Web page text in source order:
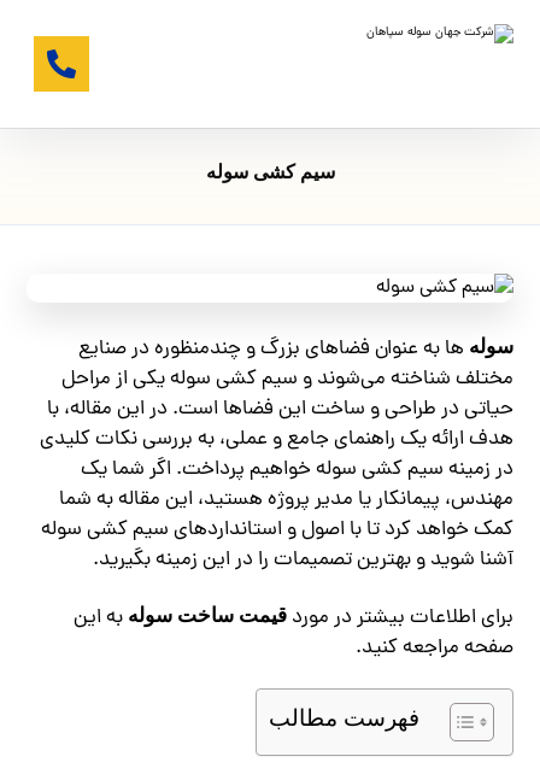
سیم کشی سوله
سوله‌ ها به عنوان فضاهای بزرگ و چندمنظوره در صنایع
مختلف شناخته می‌شوند و سیم کشی سوله یکی از مراحل
حیاتی در طراحی و ساخت این فضاها است. در این مقاله، با
هدف ارائه یک راهنمای جامع و عملی، به بررسی نکات کلیدی
در زمینه سیم کشی سوله خواهیم پرداخت. اگر شما یک
مهندس، پیمانکار یا مدیر پروژه هستید، این مقاله به شما
کمک خواهد کرد تا با اصول و استانداردهای سیم کشی سوله
آشنا شوید و بهترین تصمیمات را در این زمینه بگیرید.
برای اطلاعات بیشتر در موردقیمت ساخت سوله به این
صفحه مراجعه کنید.
فهرست مطالب